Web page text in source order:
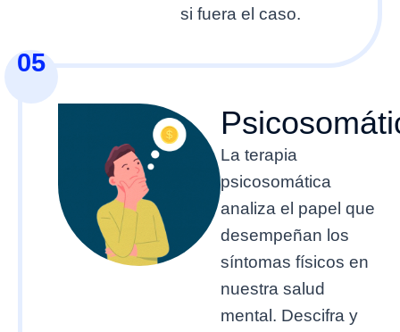
si fuera el caso.
05
La terapia
psicosomática
analiza el papel que
desempeñan los
síntomas físicos en
nuestra salud
mental. Descifra y